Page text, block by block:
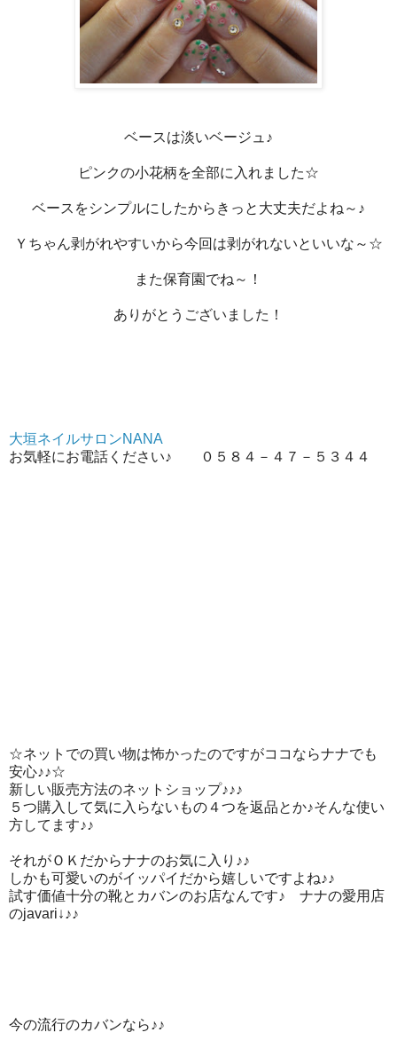
ベースは淡いベージュ♪
ピンクの小花柄を全部に入れました☆
ベースをシンプルにしたからきっと大丈夫だよね～♪
Ｙちゃん剥がれやすいから今回は剥がれないといいな～☆
また保育園でね～！
ありがとうございました！
大垣ネイルサロンNANA
お気軽にお電話ください♪ ０５８４－４７－５３４４
☆ネットでの買い物は怖かったのですがココならナナでも
安心♪♪☆
新しい販売方法のネットショップ♪♪♪
５つ購入して気に入らないもの４つを返品とか♪そんな使い
方してます♪♪
それがＯＫだからナナのお気に入り♪♪
しかも可愛いのがイッパイだから嬉しいですよね♪♪
試す価値十分の靴とカバンのお店なんです♪ ナナの愛用店
のjavari↓♪♪
今の流行のカバンなら♪♪